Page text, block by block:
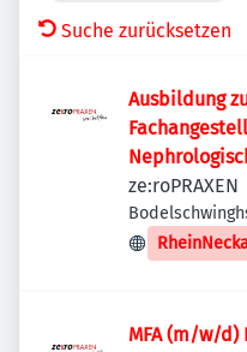
Suche zurücksetzen
Ausbildung
ze:roPRAXEN
Schwetzingen,
MFA (m/w/d)